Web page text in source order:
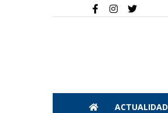
ACTUALIDAD